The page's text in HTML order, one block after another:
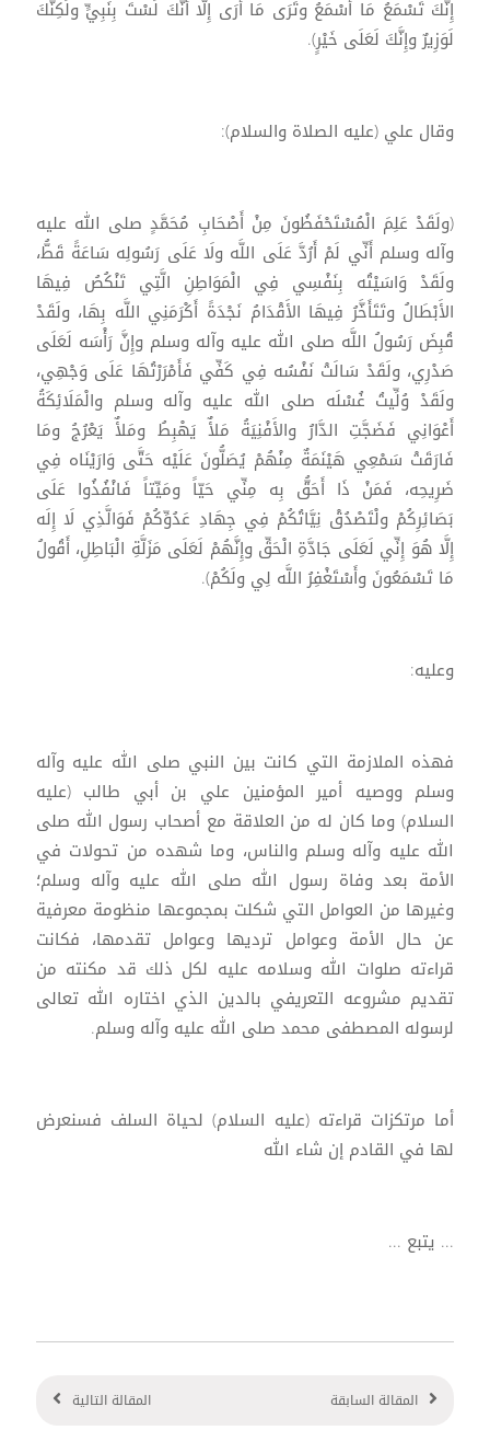
إِنَّكَ تَسْمَعُ مَا أَسْمَعُ وتَرَى مَا أَرَى إِلَّا أَنَّكَ لَسْتَ بِنَبِيٍّ ولَكِنَّكَ
لَوَزِيرٌ وإِنَّكَ لَعَلَى خَيْرٍ).
وقال علي (عليه الصلاة والسلام):
(ولَقَدْ عَلِمَ الْمُسْتَحْفَظُونَ مِنْ أَصْحَابِ مُحَمَّدٍ صلى الله عليه
وآله وسلم أَنِّي لَمْ أَرُدَّ عَلَى اللَّه ولَا عَلَى رَسُولِه سَاعَةً قَطُّ،
ولَقَدْ وَاسَيْتُه بِنَفْسِي فِي الْمَوَاطِنِ الَّتِي تَنْكُصُ فِيهَا
الأَبْطَالُ وتَتَأَخَّرُ فِيهَا الأَقْدَامُ نَجْدَةً أَكْرَمَنِي اللَّه بِهَا، ولَقَدْ
قُبِضَ رَسُولُ اللَّه صلى الله عليه وآله وسلم وإِنَّ رَأْسَه لَعَلَى
صَدْرِي، ولَقَدْ سَالَتْ نَفْسُه فِي كَفِّي فَأَمْرَرْتُهَا عَلَى وَجْهِي،
ولَقَدْ وُلِّيتُ غُسْلَه صلى الله عليه وآله وسلم والْمَلَائِكَةُ
أَعْوَانِي فَضَجَّتِ الدَّارُ والأَفْنِيَةُ مَلأٌ يَهْبِطُ ومَلأٌ يَعْرُجُ ومَا
فَارَقَتْ سَمْعِي هَيْنَمَةٌ مِنْهُمْ يُصَلُّونَ عَلَيْه حَتَّى وَارَيْنَاه فِي
ضَرِيحِه، فَمَنْ ذَا أَحَقُّ بِه مِنِّي حَيّاً ومَيِّتاً فَانْفُذُوا عَلَى
بَصَائِرِكُمْ ولْتَصْدُقْ نِيَّاتُكُمْ فِي جِهَادِ عَدُوِّكُمْ فَوَالَّذِي لَا إِلَه
إِلَّا هُوَ إِنِّي لَعَلَى جَادَّةِ الْحَقِّ وإِنَّهُمْ لَعَلَى مَزَلَّةِ الْبَاطِلِ، أَقُولُ
مَا تَسْمَعُونَ وأَسْتَغْفِرُ اللَّه لِي ولَكُمْ).
وعليه:
فهذه الملازمة التي كانت بين النبي صلى الله عليه وآله
وسلم ووصيه أمير المؤمنين علي بن أبي طالب (عليه
السلام) وما كان له من العلاقة مع أصحاب رسول الله صلى
الله عليه وآله وسلم والناس، وما شهده من تحولات في
الأمة بعد وفاة رسول الله صلى الله عليه وآله وسلم؛
وغيرها من العوامل التي شكلت بمجموعها منظومة معرفية
عن حال الأمة وعوامل ترديها وعوامل تقدمها، فكانت
قراءته صلوات الله وسلامه عليه لكل ذلك قد مكنته من
تقديم مشروعه التعريفي بالدين الذي اختاره الله تعالى
لرسوله المصطفى محمد صلى الله عليه وآله وسلم.
أما مرتكزات قراءته (عليه السلام) لحياة السلف فسنعرض
لها في القادم إن شاء الله
... يتبع ...
المقالة السابقة المقالة التالية